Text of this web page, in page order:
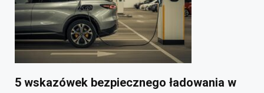
5 wskazówek bezpiecznego ładowania w